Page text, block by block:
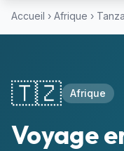
Accueil › Afrique ›
🇹🇿 Afrique
Voyage